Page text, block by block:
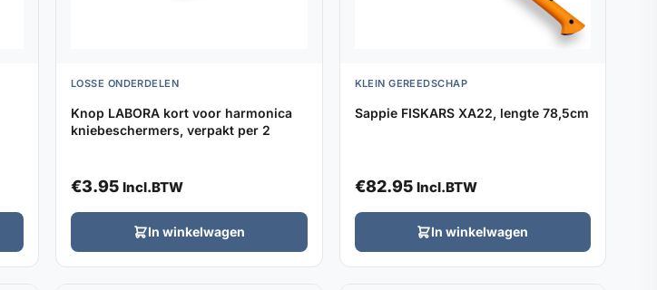
LOSSE ONDERDELEN
Knop LABORA kort voor harmonica
kniebeschermers, verpakt per 2
€3.95 Incl.BTW
In winkelwagen
KLEIN GEREEDSCHAP
Sappie FISKARS XA22, lengte 78,5cm
€82.95 Incl.BTW
In winkelwagen